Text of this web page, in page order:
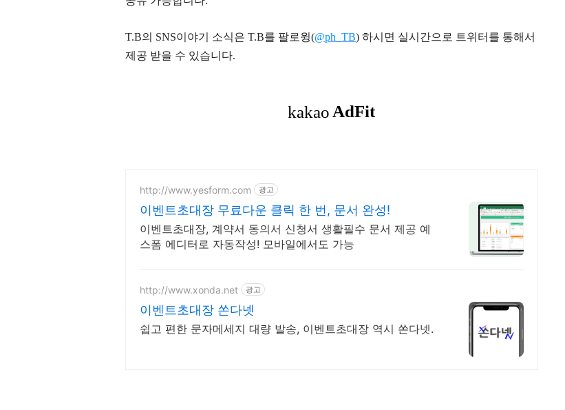
T.B의 SNS이야기 소식은 T.B를 팔로윙(@ph_TB) 하시면 실시간으로 트위터를 통해서
제공 받을 수 있습니다.
http://www.yesform.com 광고
이벤트초대장 무료다운 클릭 한 번, 문서 완성!
이벤트초대장, 계약서 동의서 신청서 생활필수 문서 제공 예
스폼 에디터로 자동작성! 모바일에서도 가능
http://www.xonda.net 광고
이벤트초대장 쏜다넷
쉽고 편한 문자메세지 대량 발송, 이벤트초대장 역시 쏜다넷.